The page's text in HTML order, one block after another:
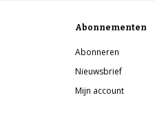
Abonnementen
Abonneren
Nieuwsbrief
Mijn account